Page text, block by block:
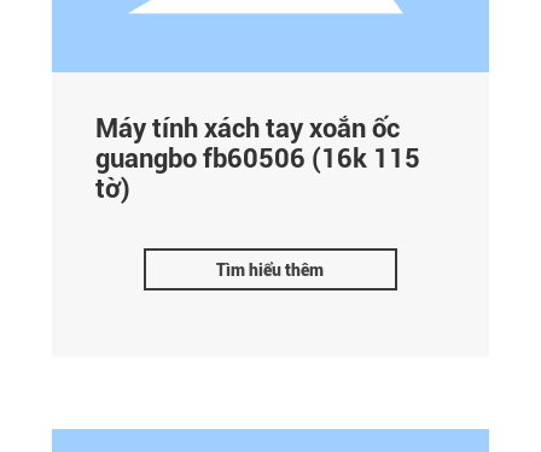
Máy tính xách tay xoắn ốc
guangbo fb60506 (16k 115
tờ)
Tìm hiểu thêm